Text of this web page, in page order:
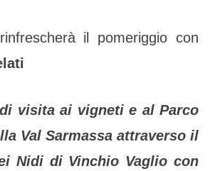
il pomeriggio con
visita ai vigneti e al Parco
Val Sarmassa attraverso il
Nidi di Vinchio Vaglio con